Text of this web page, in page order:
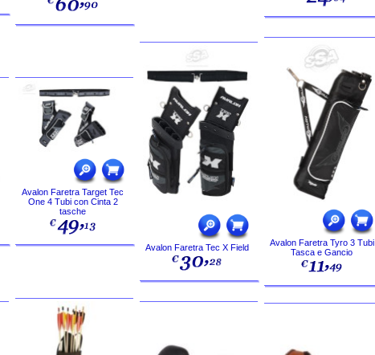
Avalon Faretra Target Tec
One 4 Tubi con Cinta 2
tasche
Avalon Faretra Tec X Field
Avalon Faretra Tyro 3 Tubi
Tasca e Gancio